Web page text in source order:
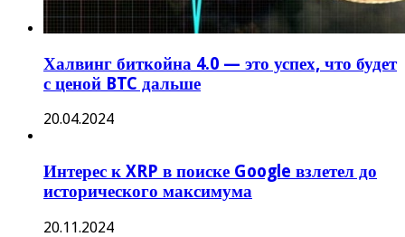
Халвинг биткойна 4.0 — это успех, что будет
с ценой BTC дальше
20.04.2024
Интерес к XRP в поиске Google взлетел до
исторического максимума
20.11.2024